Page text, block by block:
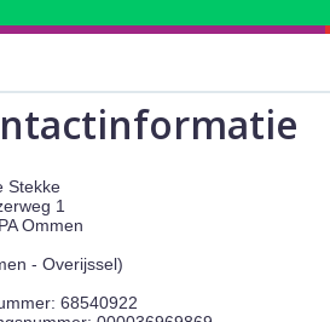
Stekke
1
Ommen
- Overijssel)
68540922